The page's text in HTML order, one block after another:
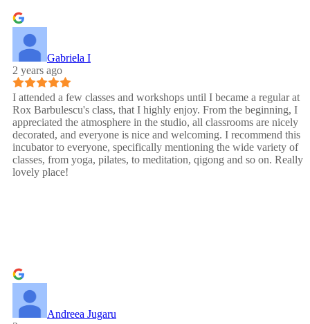
Gabriela I
2 years ago
I attended a few classes and workshops until I became a regular at
Rox Barbulescu's class, that I highly enjoy. From the beginning, I
appreciated the atmosphere in the studio, all classrooms are nicely
decorated, and everyone is nice and welcoming. I recommend this
incubator to everyone, specifically mentioning the wide variety of
classes, from yoga, pilates, to meditation, qigong and so on. Really
lovely place!
Andreea Jugaru